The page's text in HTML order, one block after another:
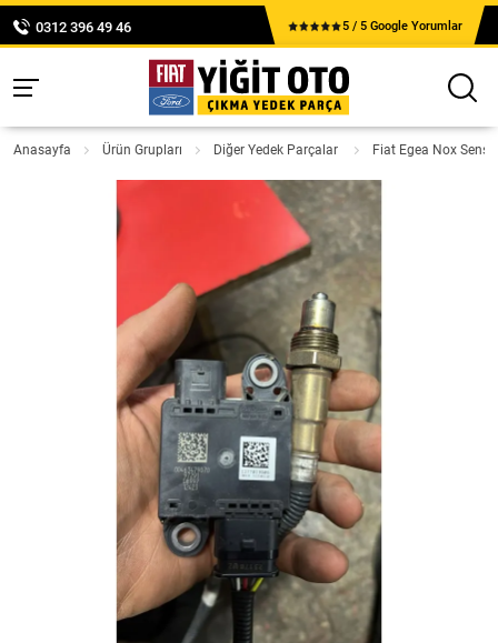
0312 396 49 46 5 / 5 Google Yorumlar
Anasayfa Ürün Grupları Diğer Yedek Parçalar Fiat Egea Nox